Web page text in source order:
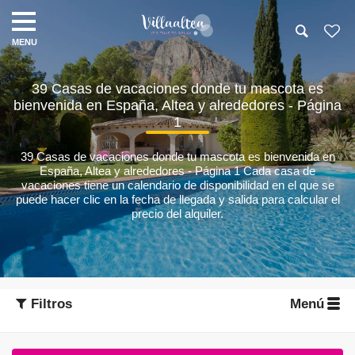
39 Casas de vacaciones donde tu mascota es
bienvenida en España, Altea y alrededores - Página
1
39 Casas de vacaciones donde tu mascota es bienvenida en
España, Altea y alrededores - Página 1Cada casa de
vacaciones tiene un calendario de disponibilidad en el que se
puede hacer clic en la fecha de llegada y salida para calcular el
precio del alquiler.
Filtros Menú